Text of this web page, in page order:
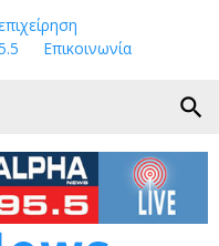
Επικοινωνία
search